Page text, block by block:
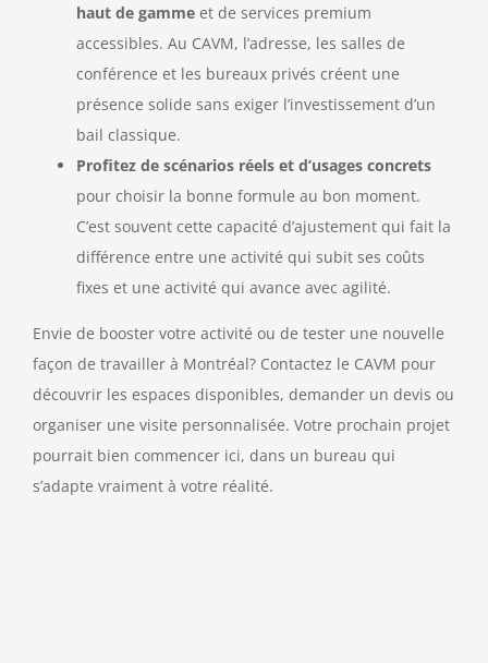
haut de gamme et de services premium
accessibles. Au CAVM, l’adresse, les salles de
conférence et les bureaux privés créent une
présence solide sans exiger l’investissement d’un
bail classique.
Profitez de scénarios réels et d’usages concrets
pour choisir la bonne formule au bon moment.
C’est souvent cette capacité d’ajustement qui fait la
différence entre une activité qui subit ses coûts
fixes et une activité qui avance avec agilité.
Envie de booster votre activité ou de tester une nouvelle
façon de travailler à Montréal? Contactez le CAVM pour
découvrir les espaces disponibles, demander un devis ou
organiser une visite personnalisée. Votre prochain projet
pourrait bien commencer ici, dans un bureau qui
s’adapte vraiment à votre réalité.